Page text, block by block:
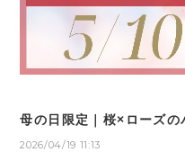
母の日限定｜桜×ローズの
2026/04/19 11:13